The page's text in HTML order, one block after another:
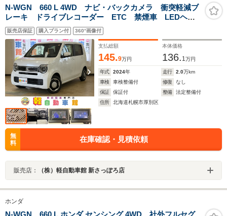
N-WGN 660 L 4WD ナビ・バックカメラ 衝突軽減ブ
レーキ ドライブレコーダー ETC 禁煙車 LEDヘッ
ドライト
販売店保証 購入プラン付 360°画像付
支払総額
145.9万円
本体価格
136. 1万円
年式 2024年 走行 2.0万km
車検
車検整備付 修復
なし
保証
保証付 整備
法定整備付
住所
北海道札幌市厚別区
無
料
在庫確認・見積依頼
販売店： （株）軽自動車館 新さっぽろ店
ホンダ
N-WGN 660 L ホンダ センシング 4WD 社外フルセグ